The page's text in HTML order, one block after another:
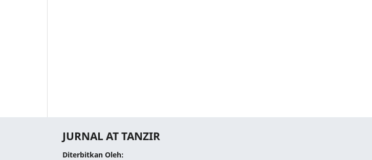
JURNAL AT TANZIR
Diterbitkan Oleh: